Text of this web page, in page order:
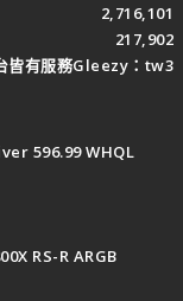
2,716,101
217,902
皆有服務Gleezy：tw3
596.99 WHQL
RS-R ARGB